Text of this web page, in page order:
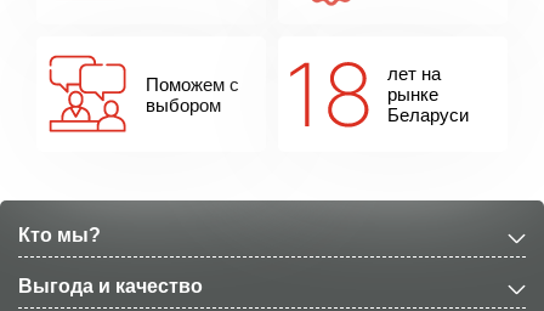
Поможем с
выбором
лет на
рынке
Беларуси
Кто мы?
Выгода и качество